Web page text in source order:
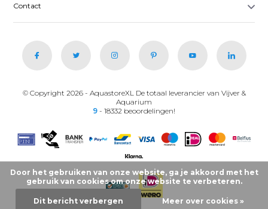
Contact
© Copyright 2026 - AquastoreXL De totaal leverancier van Vijver &
Aquarium
9 - 18332 beoordelingen!
Door het gebruiken van onze website, ga je akkoord met het
gebruik van cookies om onze website te verbeteren.
Dit bericht verbergen Meer over cookies »